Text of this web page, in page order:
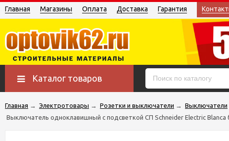
Главная Магазины Оплата Доставка Гарантия
Каталог товаров
Главная → Электротовары → Розетки и выключатели → Выключатели
Выключатель одноклавишный с подсветкой СП Schneider Electric Blanca